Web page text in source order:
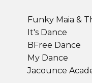
Funky Maia &
It's Dance
BFree Dance
My Dance
Jacounce